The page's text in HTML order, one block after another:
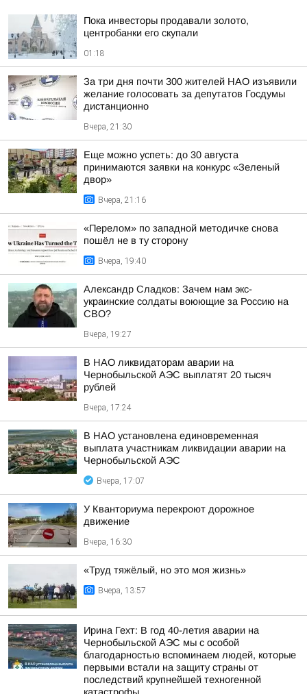
Пока инвесторы продавали золото,
центробанки его скупали
01:18
За три дня почти 300 жителей НАО изъявили
желание голосовать за депутатов Госдумы
дистанционно
Вчера, 21:30
Еще можно успеть: до 30 августа
принимаются заявки на конкурс «Зеленый
двор»
Вчера, 21:16
«Перелом» по западной методичке снова
пошёл не в ту сторону
Вчера, 19:40
Александр Сладков: Зачем нам экс-
украинские солдаты воюющие за Россию на
СВО?
Вчера, 19:27
В НАО ликвидаторам аварии на
Чернобыльской АЭС выплатят 20 тысяч
рублей
Вчера, 17:24
В НАО установлена единовременная
выплата участникам ликвидации аварии на
Чернобыльской АЭС
Вчера, 17:07
У Кванториума перекроют дорожное
движение
Вчера, 16:30
«Труд тяжёлый, но это моя жизнь»
Вчера, 13:57
Ирина Гехт: В год 40-летия аварии на
Чернобыльской АЭС мы с особой
благодарностью вспоминаем людей, которые
первыми встали на защиту страны от
последствий крупнейшей техногенной